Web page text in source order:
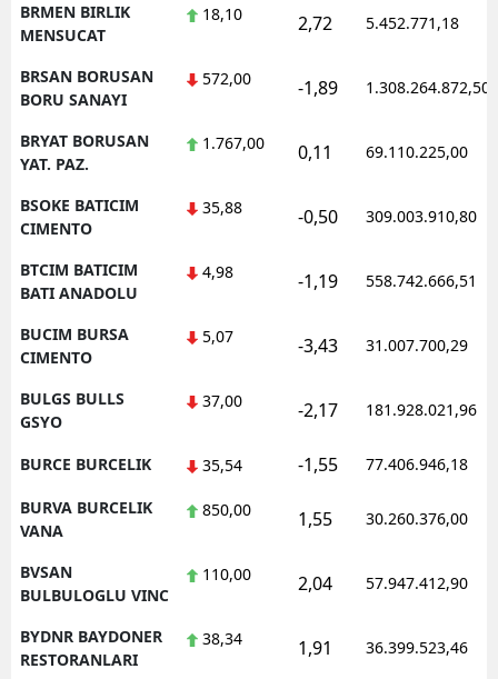
BRMEN BIRLIK
MENSUCAT
18,10 2,72 5.452.771,18
BRSAN BORUSAN
BORU SANAYI
572,00 -1,89 1.308.264.872,50
BRYAT BORUSAN
YAT. PAZ.
1.767,00 0,11 69.110.225,00
BSOKE BATICIM
CIMENTO
35,88 -0,50 309.003.910,80
BTCIM BATICIM
BATI ANADOLU
4,98 -1,19 558.742.666,51
BUCIM BURSA
CIMENTO
5,07 -3,43 31.007.700,29
BULGS BULLS
GSYO
37,00 -2,17 181.928.021,96
BURCE BURCELIK 35,54 -1,55 77.406.946,18
BURVA BURCELIK
VANA
850,00 1,55 30.260.376,00
BVSAN
BULBULOGLU VINC
110,00 2,04 57.947.412,90
BYDNR BAYDONER
RESTORANLARI
38,34 1,91 36.399.523,46